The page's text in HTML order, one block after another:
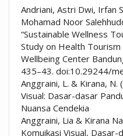
Andriani, Astri Dwi, Irfan
Mohamad Noor
“Sustainable Wellness
Study on Health
Wellbeing Center
435–43. doi:10.29244/
Anggraini, L. & Kirana,
Visual: Dasar-dasar
Nuansa Cendekia
Anggraini, Lia & Kirana
Komuikasi Visual, Dasar-